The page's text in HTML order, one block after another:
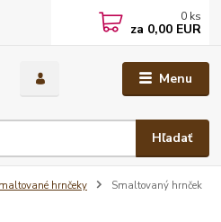
Menu
Hľadať
0 ks
za 0,00 EUR
hrnčeky
Smaltovaný hrnček